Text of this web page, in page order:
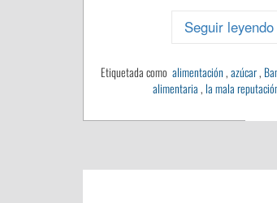
Seguir leyendo
Etiquetada como alimentación , azúcar,
alimentaria, la mala